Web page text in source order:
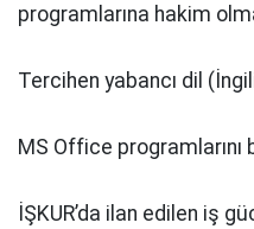
programlarına hakim
Tercihen yabancı dil
MS Office programlarını
İŞKUR’da ilan edilen iş